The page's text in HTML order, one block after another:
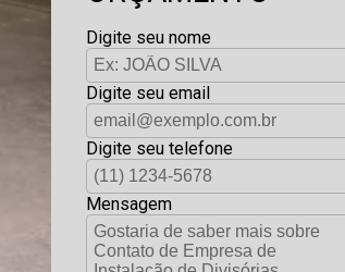
Digite seu nome
Digite seu email
Digite seu telefone
Mensagem